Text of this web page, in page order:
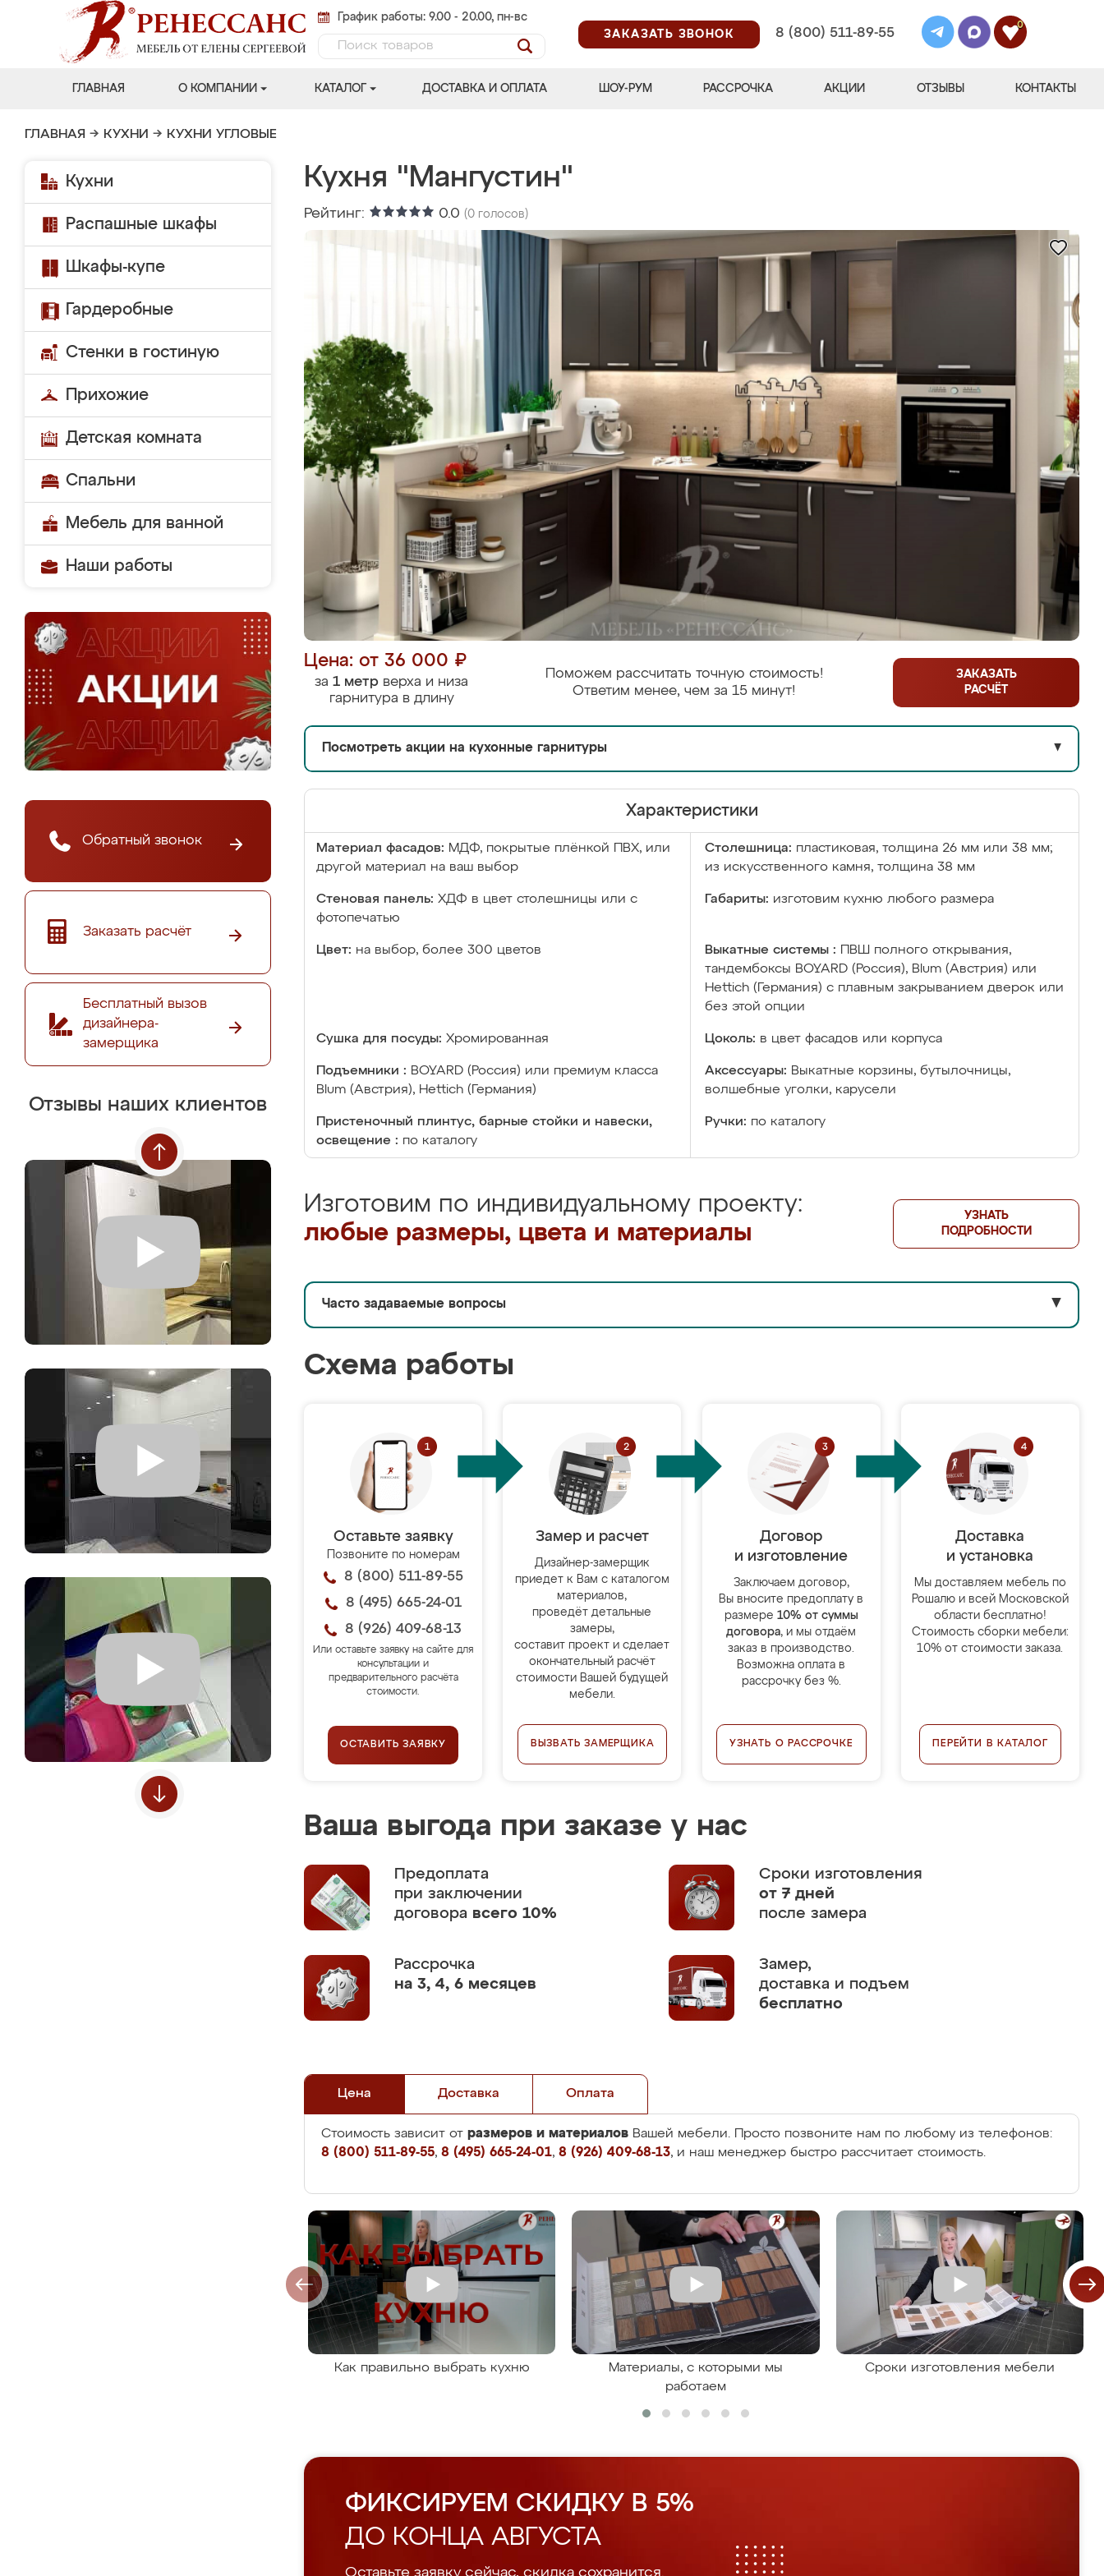
График работы: 9.00 - 20.00, пн-вс
ЗАКАЗАТЬ ЗВОНОК
8 (800) 511-89-55
0
ГЛАВНАЯ О КОМПАНИИ КАТАЛОГ ДОСТАВКА И ОПЛАТА ШОУ-РУМ РАССРОЧКА АКЦИИ ОТЗЫВЫ КОНТАКТЫ
ГЛАВНАЯ → КУХНИ → КУХНИ УГЛОВЫЕ
Кухни
Распашные шкафы
Шкафы-купе
Гардеробные
Стенки в гостиную
Прихожие
Детская комната
Спальни
Мебель для ванной
Наши работы
Обратный звонок
Заказать расчёт
Бесплатный вызов
дизайнера-
замерщика
Отзывы наших клиентов
Кухня "Мангустин"
Рейтинг: 0.0 (0 голосов)
Цена: от 36 000 ₽
за 1 метр верха и низа
гарнитура в длину
Поможем рассчитать точную стоимость!
Ответим менее, чем за 15 минут!
ЗАКАЗАТЬ
РАСЧЁТ
Посмотреть акции на кухонные гарнитуры ▼
Характеристики
Материал фасадов: МДФ, покрытые плёнкой ПВХ, или
другой материал на ваш выбор
Столешница: пластиковая, толщина 26 мм или 38 мм;
из искусственного камня, толщина 38 мм
Стеновая панель: ХДФ в цвет столешницы или с
фотопечатью
Габариты: изготовим кухню любого размера
Цвет: на выбор, более 300 цветов Выкатные системы :
ПВШ полного открывания,
тандембоксы BOYARD (Россия), Blum (Австрия) или
Hettich (Германия) с плавным закрыванием дверок или
без этой опции
Сушка для посуды: Хромированная Цоколь: в цвет фасадов или корпуса
Подъемники : BOYARD (Россия) или премиум класса
Blum (Австрия), Hettich (Германия)
Аксессуары: Выкатные корзины, бутылочницы,
волшебные уголки, карусели
Пристеночный плинтус, барные стойки и навески,
освещение : по каталогу
Ручки: по каталогу
Изготовим по индивидуальному проекту:
любые размеры, цвета и материалы
УЗНАТЬ
ПОДРОБНОСТИ
Часто задаваемые вопросы ▼
Схема работы
Оставьте заявку
Позвоните по номерам
8 (800) 511-89-55
8 (495) 665-24-01
8 (926) 409-68-13
Или оставьте заявку на сайте для
консультации и
предварительного расчёта
стоимости.
ОСТАВИТЬ ЗАЯВКУ
Замер и расчет
Дизайнер-замерщик
приедет к Вам с каталогом
материалов,
проведёт детальные
замеры,
составит проект и сделает
окончательный расчёт
стоимости Вашей будущей
мебели.
ВЫЗВАТЬ ЗАМЕРЩИКА
Договор
и изготовление
Заключаем договор,
Вы вносите предоплату в
размере 10% от суммы
договора, и мы отдаём
заказ в производство.
Возможна оплата в
рассрочку без %.
УЗНАТЬ О РАССРОЧКЕ
Доставка
и установка
Мы доставляем мебель по
Рошалю и всей Московской
области бесплатно!
Стоимость сборки мебели:
10% от стоимости заказа.
ПЕРЕЙТИ В КАТАЛОГ
Ваша выгода при заказе у нас
Предоплата
при заключении
договора всего 10%
Сроки изготовления
от 7 дней
после замера
Рассрочка
на 3, 4, 6 месяцев
Замер,
доставка и подъем
бесплатно
Цена Доставка Оплата
Стоимость зависит от размеров и материалов Вашей мебели. Просто позвоните нам по любому из телефонов:
8 (800) 511-89-55, 8 (495) 665-24-01, 8 (926) 409-68-13, и наш менеджер быстро рассчитает стоимость.
Как правильно выбрать кухню
Материалы, с которыми мы
работаем
Сроки изготовления мебели
ФИКСИРУЕМ СКИДКУ В 5%
ДО КОНЦА АВГУСТА
Оставьте заявку сейчас, скидка сохранится.